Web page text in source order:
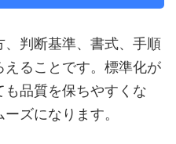
判断基準、書式、手順
ることです。標準化が
品質を保ちやすくな
ズになります。